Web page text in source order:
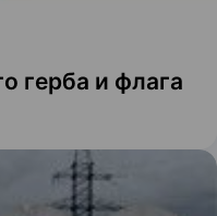
герба и флага